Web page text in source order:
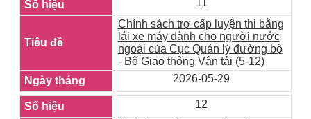
11
Chính sách trợ cấp luyện thi bằng
lái xe máy dành cho người nước
ngoài của Cục Quản lý đường bộ
- Bộ Giao thông Vận tải (5-12)
2026-05-29
12